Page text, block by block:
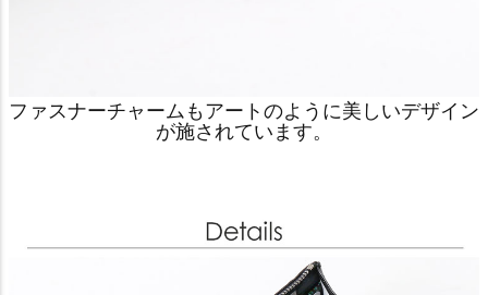
ファスナーチャームもアートのように美しいデザイン
が施されています。